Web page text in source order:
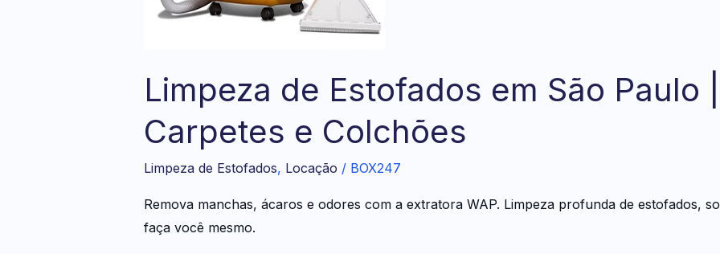
Limpeza de Estofados em São Paulo
Carpetes e Colchões
Limpeza de Estofados, Locação / BOX247
Remova manchas, ácaros e odores com a extratora WAP. Limpeza profunda de estofados,
faça você mesmo.
Carpetes